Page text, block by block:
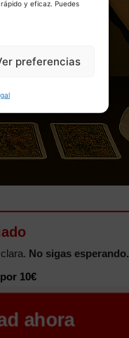
y eficaz. Puedes
preferencias
No sigas esperando.
10€
ahora